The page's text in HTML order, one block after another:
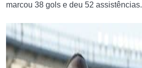
marcou 38 gols e deu 52 assistências.